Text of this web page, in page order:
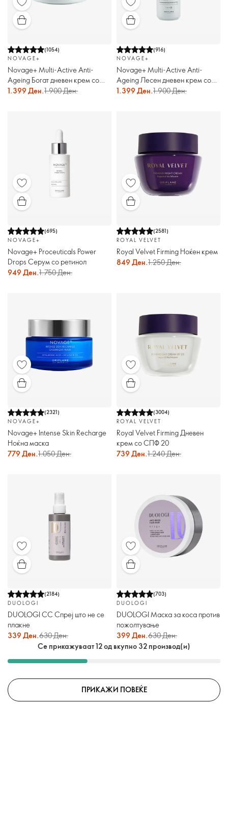
(1054)
NOVAGE+
Novage+ Multi-Active Anti-
Ageing Богат дневен крем со
заштитен фактор 30
1.399 Ден.1.900 Ден.
(916)
NOVAGE+
Novage+ Multi-Active Anti-
Ageing Лесен дневен крем со
заштитен фактор 30
1.399 Ден.1.900 Ден.
(695)
NOVAGE+
Novage+ Proceuticals Power
Drops Серум со ретинол
949 Ден.1.750 Ден.
(2581)
ROYAL VELVET
Royal Velvet Firming Ноќен крем
849 Ден.1.250 Ден.
(2321)
NOVAGE+
Novage+ Intense Skin Recharge
Ноќна маска
779 Ден.1.050 Ден.
(3004)
ROYAL VELVET
Royal Velvet Firming Дневен
крем со СПФ 20
739 Ден.1.240 Ден.
(2184)
DUOLOGI
DUOLOGI CC Спреј што не се
плакне
339 Ден.630 Ден.
(703)
DUOLOGI
DUOLOGI Маска за коса против
пожолтување
399 Ден.630 Ден.
Се прикажуваат 12 од вкупно 32 производ(и)
ПРИКАЖИ ПОВЕЌЕ